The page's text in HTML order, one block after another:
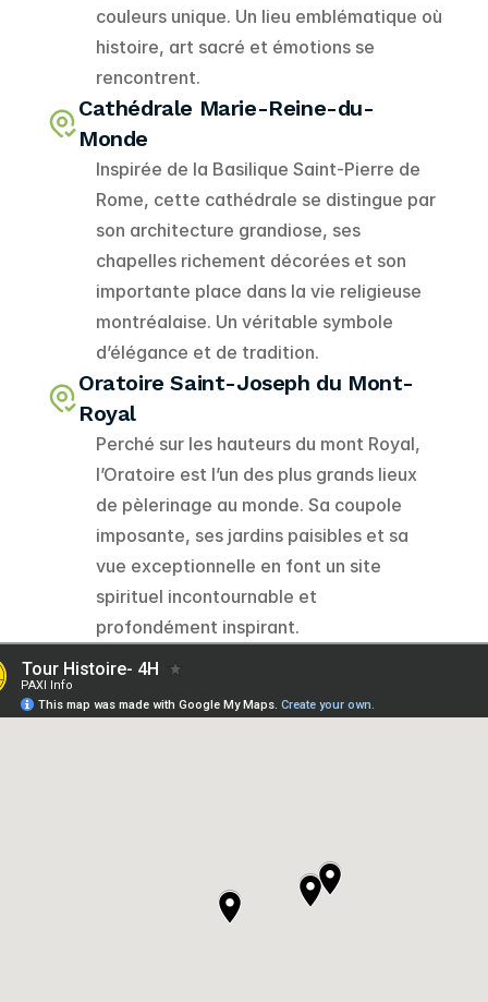
couleurs unique. Un lieu emblématique où
histoire, art sacré et émotions se
rencontrent.
Cathédrale Marie-Reine-du-
Monde
Inspirée de la Basilique Saint-Pierre de
Rome, cette cathédrale se distingue par
son architecture grandiose, ses
chapelles richement décorées et son
importante place dans la vie religieuse
montréalaise. Un véritable symbole
d’élégance et de tradition.
Oratoire Saint-Joseph du Mont-
Royal
Perché sur les hauteurs du mont Royal,
l’Oratoire est l’un des plus grands lieux
de pèlerinage au monde. Sa coupole
imposante, ses jardins paisibles et sa
vue exceptionnelle en font un site
spirituel incontournable et
profondément inspirant.